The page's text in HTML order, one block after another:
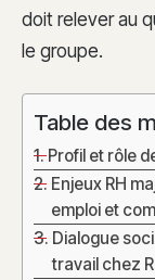
doit relever au
le groupe.
Table des
Profil et rôle
Enjeux RH
emploi et
Dialogue
travail chez